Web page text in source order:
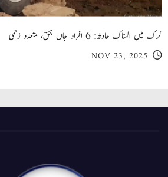
کرک میں المناک حادثہ: 6 افراد جاں بحق، متعدد زخمی
NOV 23, 2025